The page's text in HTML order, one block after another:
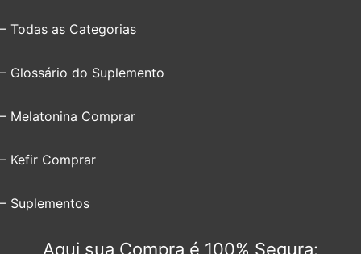
– Todas as Categorias
– Glossário do Suplemento
– Melatonina Comprar
– Kefir Comprar
– Suplementos
Aqui sua Compra é 100% Segura: